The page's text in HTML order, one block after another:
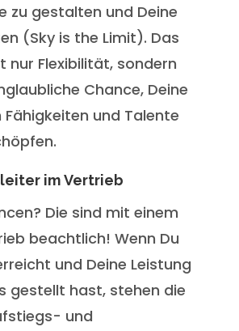
zu gestalten und Deine
(Sky is the Limit). Das
nur Flexibilität, sondern
Chance, Deine
Fähigkeiten und Talente
im Vertrieb
Die sind mit einem
beachtlich! Wenn Du
und Deine Leistung
gestellt hast, stehen die
und